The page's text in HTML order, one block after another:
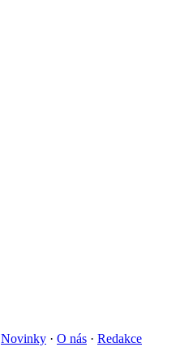
Novinky · O nás · Redakce